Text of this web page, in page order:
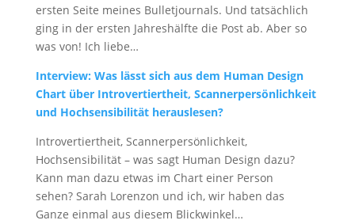
ersten Seite meines Bulletjournals. Und tatsächlich
ging in der ersten Jahreshälfte die Post ab. Aber so
was von! Ich liebe…
Interview: Was lässt sich aus dem Human Design
Chart über Introvertiertheit, Scannerpersönlichkeit
und Hochsensibilität herauslesen?
Introvertiertheit, Scannerpersönlichkeit,
Hochsensibilität – was sagt Human Design dazu?
Kann man dazu etwas im Chart einer Person
sehen? Sarah Lorenzon und ich, wir haben das
Ganze einmal aus diesem Blickwinkel…